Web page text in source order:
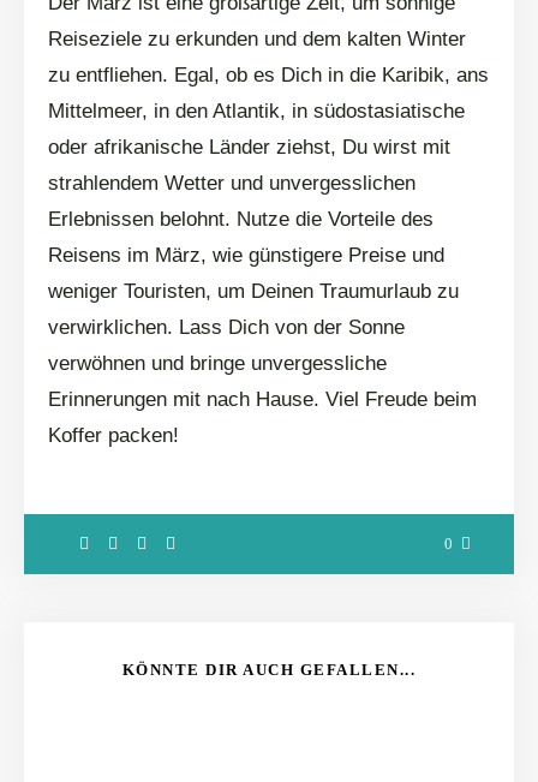
Reiseziele zu erkunden und dem kalten Winter
zu entfliehen. Egal, ob es Dich in die Karibik, ans
Mittelmeer, in den Atlantik, in südostasiatische
oder afrikanische Länder ziehst, Du wirst mit
strahlendem Wetter und unvergesslichen
Erlebnissen belohnt. Nutze die Vorteile des
Reisens im März, wie günstigere Preise und
weniger Touristen, um Deinen Traumurlaub zu
verwirklichen. Lass Dich von der Sonne
verwöhnen und bringe unvergessliche
Erinnerungen mit nach Hause. Viel Freude beim
Koffer packen!
0
KÖNNTE DIR AUCH GEFALLEN...